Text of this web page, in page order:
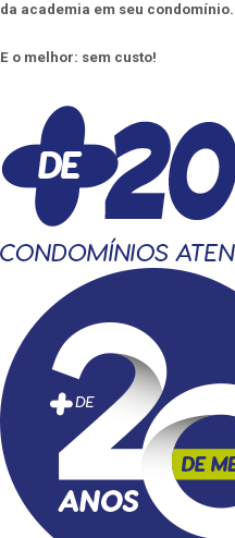
da academia em seu condomínio.
E o melhor: sem custo!